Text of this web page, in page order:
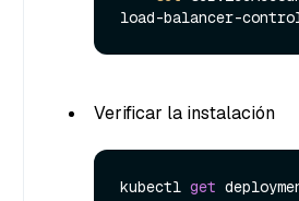
Verificar la instalación
kubectl get